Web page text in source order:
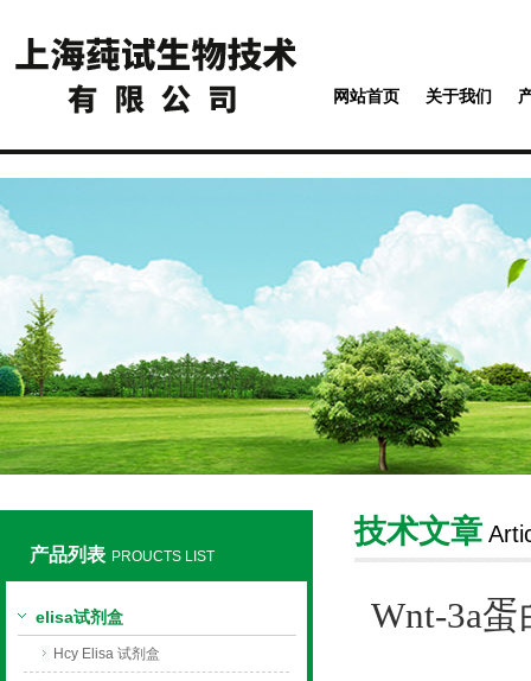
网站首页 关于我们
产品列表 PROUCTS LIST
elisa试剂盒
Hcy Elisa 试剂盒
技术文章
Wnt-3a